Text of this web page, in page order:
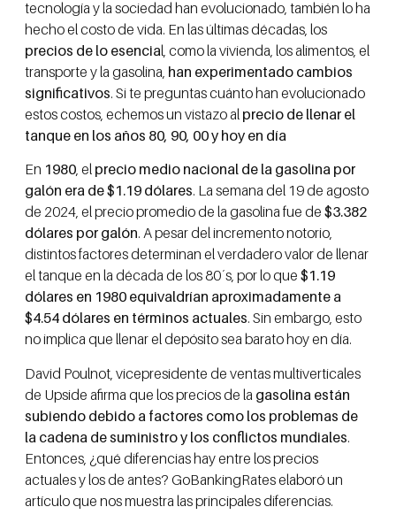
tecnología y la sociedad han evolucionado, también lo ha
hecho el costo de vida. En las últimas décadas, los
precios de lo esencial, como la vivienda, los alimentos, el
transporte y la gasolina, han experimentado cambios
significativos. Si te preguntas cuánto han evolucionado
estos costos, echemos un vistazo al precio de llenar el
tanque en los años 80, 90, 00 y hoy en día
En 1980, el precio medio nacional de la gasolina por
galón era de $1.19 dólares. La semana del 19 de agosto
de 2024, el precio promedio de la gasolina fue de $3.382
dólares por galón. A pesar del incremento notorio,
distintos factores determinan el verdadero valor de llenar
el tanque en la década de los 80´s, por lo que $1.19
dólares en 1980 equivaldrían aproximadamente a
$4.54 dólares en términos actuales. Sin embargo, esto
no implica que llenar el depósito sea barato hoy en día.
David Poulnot, vicepresidente de ventas multiverticales
de Upside afirma que los precios de la gasolina están
subiendo debido a factores como los problemas de
la cadena de suministro y los conflictos mundiales.
Entonces, ¿qué diferencias hay entre los precios
actuales y los de antes? GoBankingRates elaboró un
artículo que nos muestra las principales diferencias.